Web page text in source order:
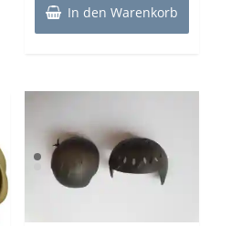
In den Warenkorb